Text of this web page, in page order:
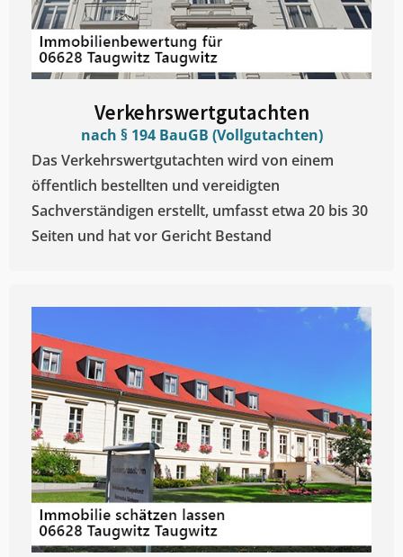
Verkehrswertgutachten
nach § 194 BauGB (Vollgutachten)
Das Verkehrswertgutachten wird von einem
öffentlich bestellten und vereidigten
Sachverständigen erstellt, umfasst etwa 20 bis 30
Seiten und hat vor Gericht Bestand